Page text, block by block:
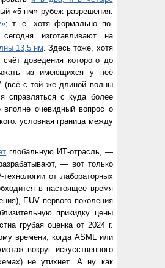
«5-нм» рубеж разрешения.
; т. е. хотя формально по-
изготавливают на
13,5 нм . Здесь тоже, хотя
доведения которого до
из имеющихся у неё
(всё c той же длиной волны
справляться с куда более
очевидный вопрос о
условная граница между
глобальную ИТ-отрасль, —
— вот только
от лабораторных
в настоящее время
EUV первого поколения
прикидку цены
грубая оценка от 2024 г.
времени, когда ASML или
вокруг искусственного
не утихнет. А ну как